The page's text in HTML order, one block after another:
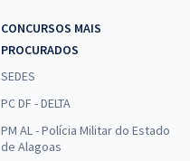
CONCURSOS MAIS
PROCURADOS
SEDES
PC DF - DELTA
PM AL - Polícia Militar do Estado
de Alagoas